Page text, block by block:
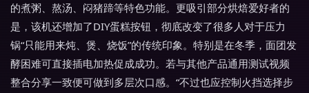
的煮粥、熬汤、闷猪蹄等特色功能。更吸引部分烘焙爱好者的
是，该机还增加了DIY蛋糕按钮，彻底改变了很多人对于压力
锅“只能用来炖、煲、烧饭”的传统印象。特别是在冬季，面团发
酵困难可直接插电加热促成成功。若与其他产品通用测试视频
整合分享一致便可做到多层次口感。“不过也应控制火挡选择步